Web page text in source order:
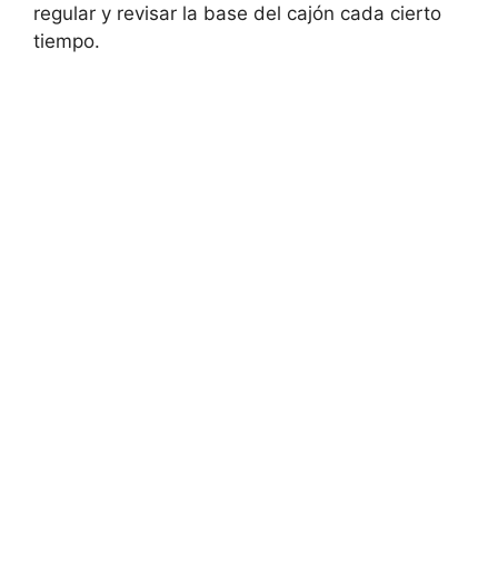
regular y revisar la base del cajón cada cierto
tiempo.